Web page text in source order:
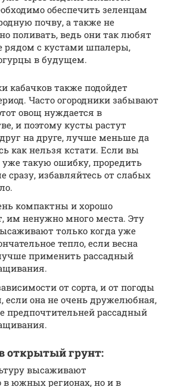
обеспечить зеленцам
почву, а также не
поливать, ведь они так любят
рядом с кустами шпалеры,
в будущем.
кабачков также подойдет
Часто огородники забывают
овощ нуждается в
и поэтому кусты растут
на друге, лучше меньше да
как нельзя кстати. Если вы
такую ошибку, проредить
сразу, избавляйтесь от слабых
компактны и хорошо
им ненужно много места. Эту
только когда уже
тепло, если весна
применить рассадный
от сорта, и от погоды
если она не очень дружелюбная,
предпочтительней рассадный
открытый грунт:
высаживают
южных регионах, но и в